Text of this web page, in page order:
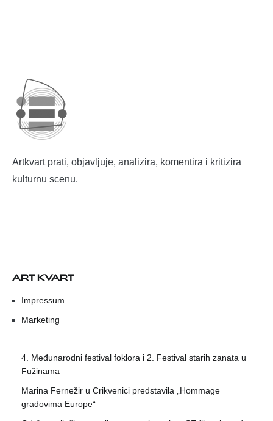
Artkvart prati, objavljuje, analizira, komentira i kritizira
kulturnu scenu.
ART KVART
Impressum
Marketing
4. Međunarodni festival foklora i 2. Festival starih zanata u
Fužinama
Marina Fernežir u Crikvenici predstavila „Hommage
gradovima Europe“